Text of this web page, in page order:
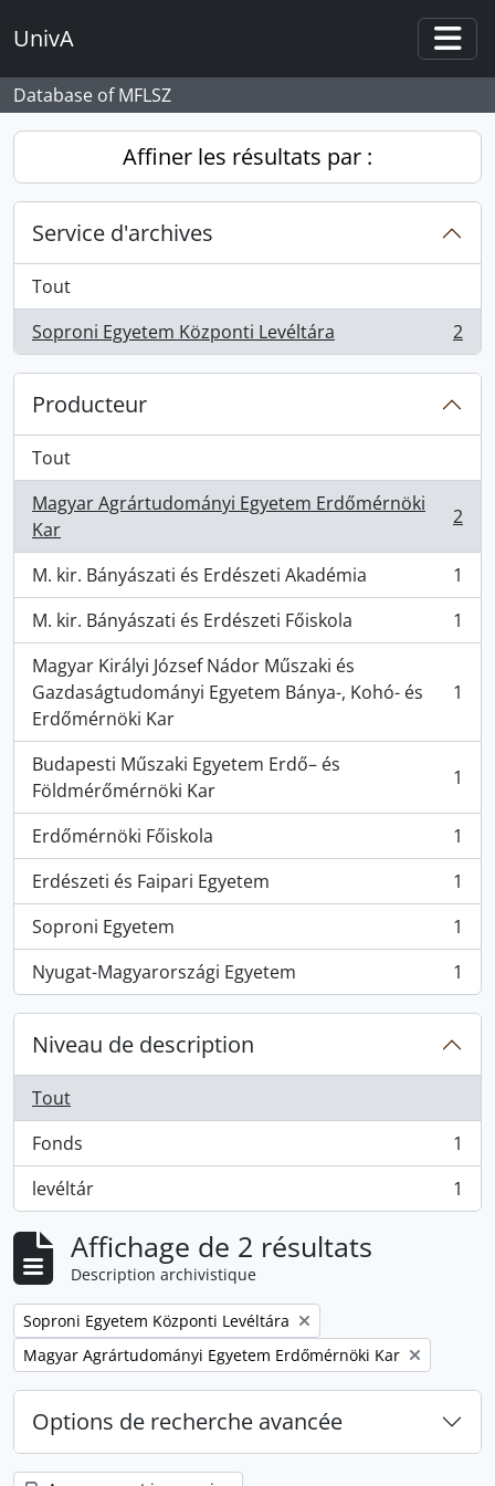
UnivA
Database of MFLSZ
Affiner les résultats par :
Service d'archives
Tout
Soproni Egyetem Központi Levéltára
, 2 résultats 2
Producteur
Tout
Magyar Agrártudományi Egyetem Erdőmérnöki
Kar
, 2 résultats 2
M. kir. Bányászati és Erdészeti Akadémia
, 1 résultats
1
M. kir. Bányászati és Erdészeti Főiskola
, 1 résultats
1
Magyar Királyi József Nádor Műszaki és
Gazdaságtudományi Egyetem Bánya-, Kohó- és
Erdőmérnöki Kar
, 1 résultats 1
Budapesti Műszaki Egyetem Erdő– és
Földmérőmérnöki Kar
, 1 résultats 1
Erdőmérnöki Főiskola
, 1 résultats
1
Erdészeti és Faipari Egyetem
, 1 résultats
1
Soproni Egyetem
, 1 résultats
1
Nyugat-Magyarországi Egyetem
, 1 résultats 1
Niveau de description
Tout
Fonds
, 1 résultats
1
levéltár
, 1 résultats 1
Affichage de 2 résultats
Description archivistique
Remove filter:
Soproni Egyetem Központi Levéltára
Remove filter:
Magyar Agrártudományi Egyetem Erdőmérnöki Kar
Options de recherche avancée